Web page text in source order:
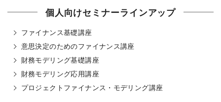
個人向けセミナーラインアップ
ファイナンス基礎講座
意思決定のためのファイナンス講座
財務モデリング基礎講座
財務モデリング応用講座
プロジェクトファイナンス・モデリング講座